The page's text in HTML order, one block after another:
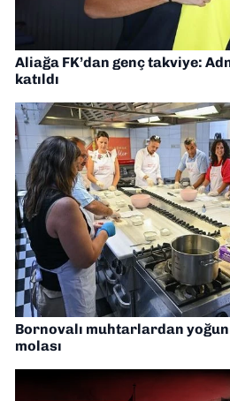
Aliağa FK’dan genç takviye:
katıldı
Bornovalı muhtarlardan
molası